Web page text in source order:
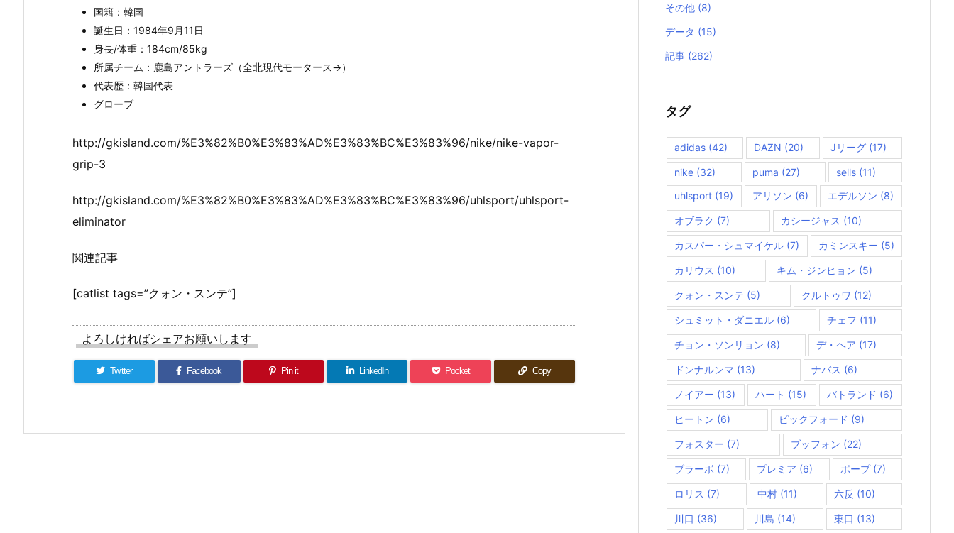
国籍：韓国
誕生日：1984年9月11日
身長/体重：184cm/85kg
所属チーム：鹿島アントラーズ（全北現代モータース→）
代表歴：韓国代表
グローブ
http://gkisland.com/%E3%82%B0%E3%83%AD%E3%83%BC%E3%83%96/nike/nike-vapor-
grip-3
http://gkisland.com/%E3%82%B0%E3%83%AD%E3%83%BC%E3%83%96/uhlsport/uhlsport-
eliminator
関連記事
[catlist tags=”クォン・スンテ”]
よろしければシェアお願いします
Twitter Facebook Pin it LinkedIn Pocket Copy
その他 (8)
データ (15)
記事 (262)
タグ
adidas (42) DAZN (20) Jリーグ(17)
nike (32) puma (27) sells (11)
uhlsport (19) アリソン (6) エデルソン (8)
オブラク (7) カシージャス (10)
カスパー・シュマイケル (7) カミンスキー (5)
カリウス (10) キム・ジンヒョン (5)
クォン・スンテ (5) クルトゥワ (12)
シュミット・ダニエル (6) チェフ (11)
チョン・ソンリョン (8) デ・ヘア (17)
ドンナルンマ (13) ナバス (6)
ノイアー (13) ハート (15) バトランド (6)
ヒートン (6) ピックフォード (9)
フォスター (7) ブッフォン (22)
ブラーボ (7) プレミア (6) ポープ(7)
ロリス (7) 中村(11) 六反 (10)
川口 (36) 川島 (14) 東口 (13)